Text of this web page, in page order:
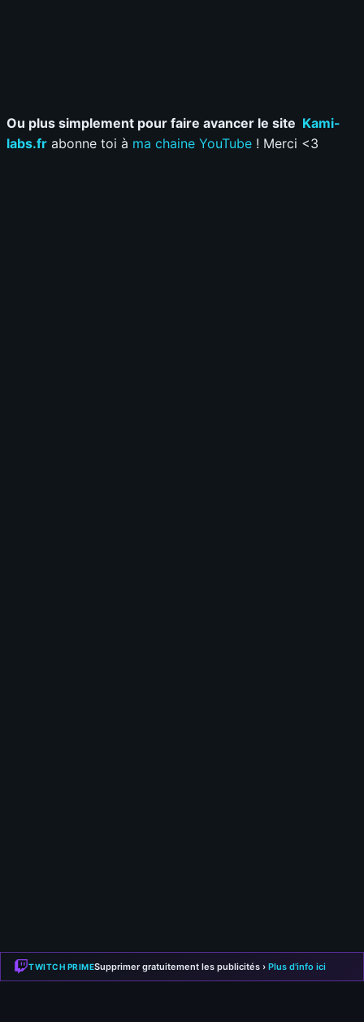
Ou plus simplement pour faire avancer le site Kami-
labs.fr abonne toi à ma chaine YouTube ! Merci <3
TWITCH PRIMESupprimer gratuitement les publicités › Plus d'info ici